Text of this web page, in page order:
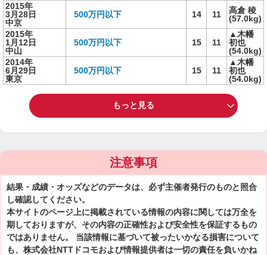
2015年
3月28日
中京
500万円以下 14 11
高倉 稜
(57.0kg)
2015年
1月12日
中山
500万円以下 15 11
▲木幡
初也
(54.0kg)
2014年
6月29日
東京
500万円以下 15 11
▲木幡
初也
(54.0kg)
もっと見る
注意事項
結果・成績・オッズなどのデータは、必ず主催者発行のものと照合
し確認してください。
本サイトのページ上に掲載されている情報の内容に関しては万全を
期しておりますが、その内容の正確性および安全性を保証するもの
ではありません。 当該情報に基づいて被ったいかなる損害について
も、株式会社NTTドコモおよび情報提供者は一切の責任を負いかね